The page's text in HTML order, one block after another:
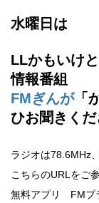
水曜日は
LLかもいけ
情報番組
FMぎんが「
ひお聞きくだ
ラジオは78.6MHz
こちらのURLをご
無料アプリ FMプ